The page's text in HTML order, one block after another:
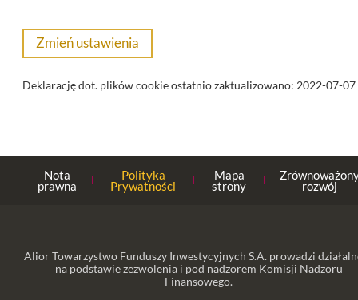
Zmień ustawienia
Deklarację dot. plików cookie ostatnio zaktualizowano: 2022-07-07
Nota
prawna
Polityka
Prywatności
Mapa
strony rozwój
Alior Towarzystwo Funduszy Inwestycyjnych S.A. prowadzi
na podstawie zezwolenia i pod nadzorem Komisji Nadzoru
Finansowego.